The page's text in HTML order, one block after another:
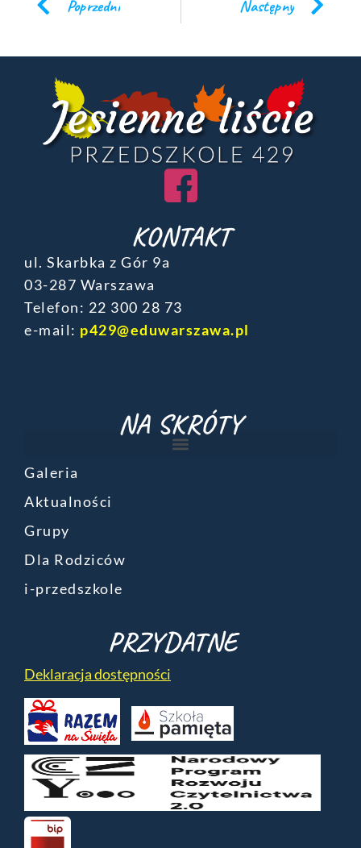
Poprzedni Następny
KONTAKT
ul. Skarbka z Gór 9a
03-287 Warszawa
Telefon: ‎22 300 28 73
e-mail: p429@eduwarszawa.pl
NA SKRÓTY
Galeria
Aktualności
Grupy
Dla Rodziców
i-przedszkole
PRZYDATNE
Deklaracja dostępności